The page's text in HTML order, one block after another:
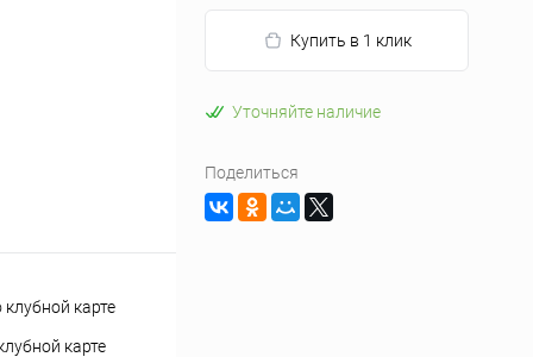
карте
Купить в 1 клик
Уточняйте наличие
Поделиться